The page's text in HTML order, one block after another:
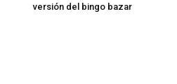
versión del bingo bazar